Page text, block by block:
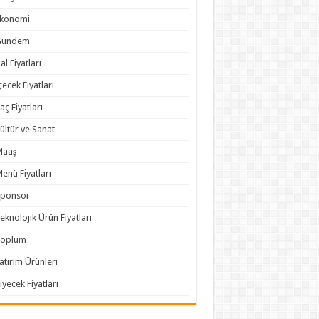
Fiyatları
Fiyatları
Fiyatları
ve Sanat
Fiyatları
Ürün Fiyatları
Ürünleri
Fiyatları